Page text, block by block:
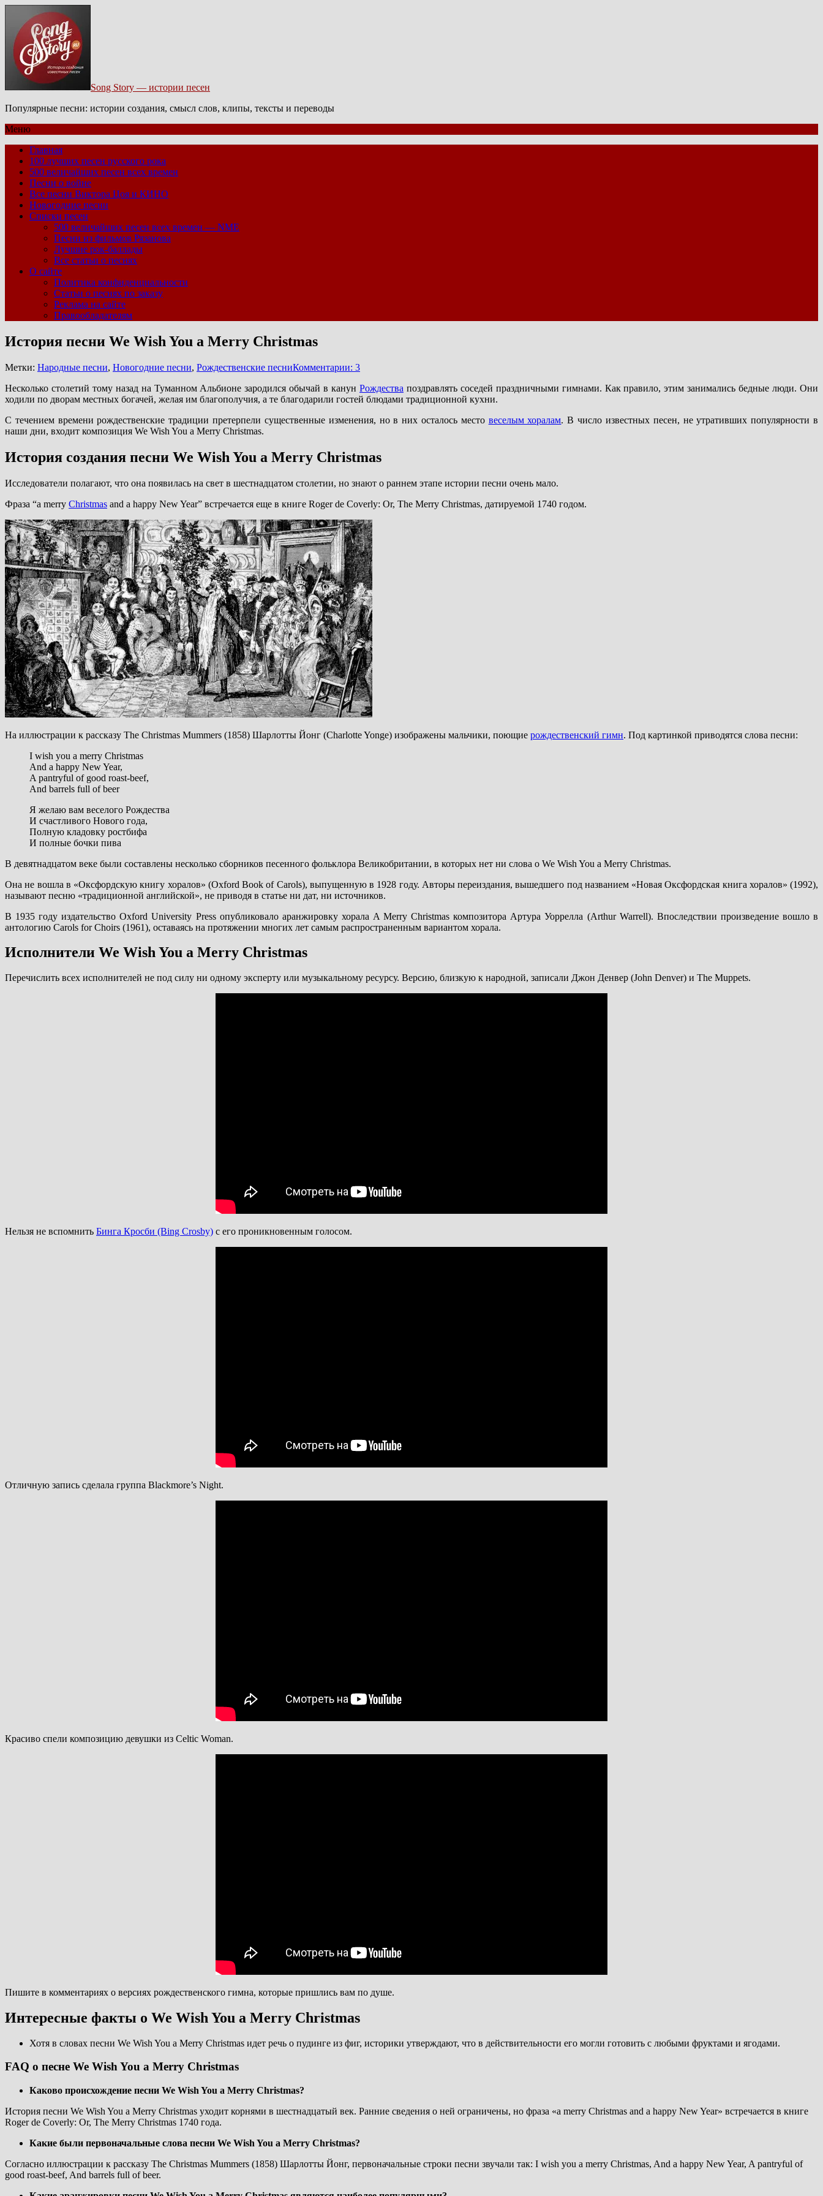
Song Story — истории песен
Популярные песни: истории создания, смысл слов, клипы, тексты и переводы
Меню
Главная
100 лучших песен русского рока
500 величайших песен всех времен
Песни о войне
Все песни Виктора Цоя и КИНО
Новогодние песни
Списки песен
500 величайших песен всех времен — NME
Песни из фильмов Рязанова
Лучшие рок-баллады
Все статьи о песнях
О сайте
Политика конфиденциальности
Статьи о песнях по заказу
Реклама на сайте
Правообладателям
История песни We Wish You a Merry Christmas
Метки: Народные песни, Новогодние песни, Рождественские песниКомментарии: 3
Несколько столетий тому назад на Туманном Альбионе зародился обычай в канун Рождества поздравлять соседей праздничными гимнами. Как правило, этим занимались бедные люди. Они
ходили по дворам местных богачей, желая им благополучия, а те благодарили гостей блюдами традиционной кухни.
С течением времени рождественские традиции претерпели существенные изменения, но в них осталось место веселым хоралам. В число известных песен, не утративших популярности в
наши дни, входит композиция We Wish You a Merry Christmas.
История создания песни We Wish You a Merry Christmas
Исследователи полагают, что она появилась на свет в шестнадцатом столетии, но знают о раннем этапе истории песни очень мало.
Фраза “a merry Christmas and a happy New Year” встречается еще в книге Roger de Coverly: Or, The Merry Christmas, датируемой 1740 годом.
На иллюстрации к рассказу The Christmas Mummers (1858) Шарлотты Йонг (Charlotte Yonge) изображены мальчики, поющие рождественский гимн. Под картинкой приводятся слова песни:
I wish you a merry Christmas
And a happy New Year,
A pantryful of good roast-beef,
And barrels full of beer
Я желаю вам веселого Рождества
И счастливого Нового года,
Полную кладовку ростбифа
И полные бочки пива
В девятнадцатом веке были составлены несколько сборников песенного фольклора Великобритании, в которых нет ни слова о We Wish You a Merry Christmas.
Она не вошла в «Оксфордскую книгу хоралов» (Oxford Book of Carols), выпущенную в 1928 году. Авторы переиздания, вышедшего под названием «Новая Оксфордская книга хоралов» (1992),
называют песню «традиционной английской», не приводя в статье ни дат, ни источников.
В 1935 году издательство Oxford University Press опубликовало аранжировку хорала A Merry Christmas композитора Артура Уоррелла (Arthur Warrell). Впоследствии произведение вошло в
антологию Carols for Choirs (1961), оставаясь на протяжении многих лет самым распространенным вариантом хорала.
Исполнители We Wish You a Merry Christmas
Перечислить всех исполнителей не под силу ни одному эксперту или музыкальному ресурсу. Версию, близкую к народной, записали Джон Денвер (John Denver) и The Muppets.
Нельзя не вспомнить Бинга Кросби (Bing Crosby) с его проникновенным голосом.
Отличную запись сделала группа Blackmore’s Night.
Красиво спели композицию девушки из Celtic Woman.
Пишите в комментариях о версиях рождественского гимна, которые пришлись вам по душе.
Интересные факты о We Wish You a Merry Christmas
Хотя в словах песни We Wish You a Merry Christmas идет речь о пудинге из фиг, историки утверждают, что в действительности его могли готовить с любыми фруктами и ягодами.
FAQ о песне We Wish You a Merry Christmas
Каково происхождение песни We Wish You a Merry Christmas?
История песни We Wish You a Merry Christmas уходит корнями в шестнадцатый век. Ранние сведения о ней ограничены, но фраза «a merry Christmas and a happy New Year» встречается в книге
Roger de Coverly: Or, The Merry Christmas 1740 года.
Какие были первоначальные слова песни We Wish You a Merry Christmas?
Согласно иллюстрации к рассказу The Christmas Mummers (1858) Шарлотты Йонг, первоначальные строки песни звучали так: I wish you a merry Christmas, And a happy New Year, A pantryful of
good roast-beef, And barrels full of beer.